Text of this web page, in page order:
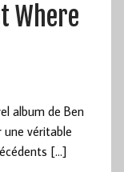
Where
album de Ben
une véritable
[…]